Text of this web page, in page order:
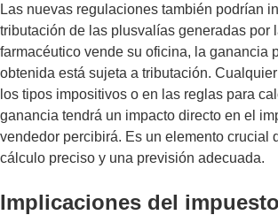
Las nuevas regulaciones también podrían
tributación de las plusvalías generadas por
farmacéutico vende su oficina, la ganancia
obtenida está sujeta a tributación.
los tipos impositivos o en las reglas para
ganancia tendrá un impacto directo en el
vendedor percibirá. Es un elemento crucial
cálculo preciso y una previsión adecuada.
Implicaciones del